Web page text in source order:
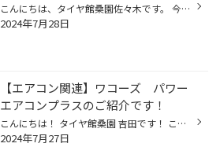
こんにちは、タイヤ館桑園佐々木です。 今当店では夏の愛車メンテナンスフェア開催中！ バッテリー、オイル、その他メンテナンスがお安くなっております！ そのお陰か当店は大盛況でございました！ ご来店いただいたお客様方、ありがとうございます！ 本日はバッテリーを３台ご交換させていただきま...
2024年7月28日
【エアコン関連】ワコーズ パワー
エアコンプラスのご紹介です！
こんにちは！ タイヤ館桑園 吉田です！ ここ最近は寝苦しい夜も少なくなっていますね！ しかし、水分補給をしないと脱水症状が怖い時期・・・ 吉田は昨日の朝脱水症状になりかけました((+_+)) 皆様もお気をつけください！ さて、日中は暑い日が続いております！ 車内をより一層涼しくしてくれる ワ...
2024年7月27日